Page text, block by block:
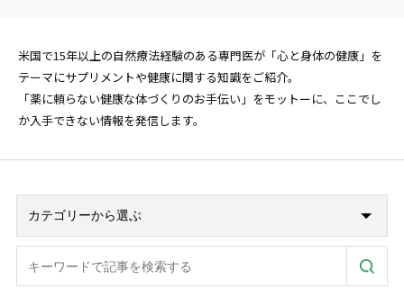
米国で15年以上の自然療法経験のある専門医が「心と身体の健康」を
テーマにサプリメントや健康に関する知識をご紹介。
「薬に頼らない健康な体づくりのお手伝い」をモットーに、ここでし
か入手できない情報を発信します。